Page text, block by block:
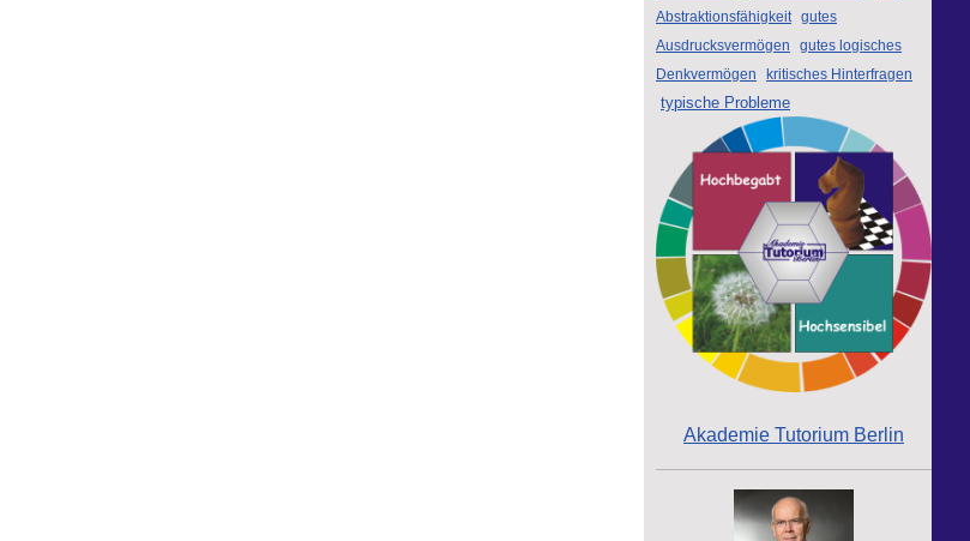
Abstraktionsfähigkeit gutes
Ausdrucksvermögen
gutes logisches
Denkvermögen
kritisches Hinterfragen
typische Probleme
Akademie Tutorium Berlin